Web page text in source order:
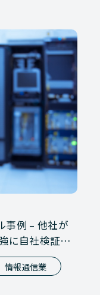
事例 – 他社が
に自社検証で
情報通信業